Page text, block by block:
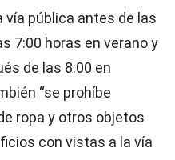
vía pública antes de las
7:00 horas en verano y
de las 8:00 en
“se prohíbe
ropa y otros objetos
con vistas a la vía